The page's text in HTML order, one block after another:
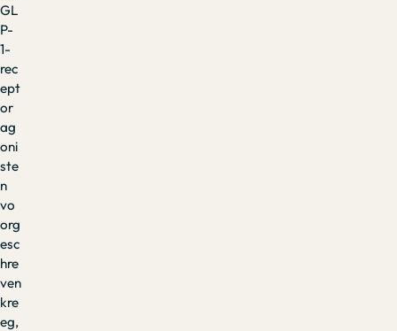
GL
P-
1-
rec
ept
or
ag
oni
ste
n
vo
org
esc
hre
ven
kre
eg,